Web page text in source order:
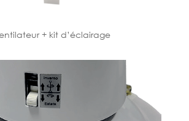
+ kit d’éclairage